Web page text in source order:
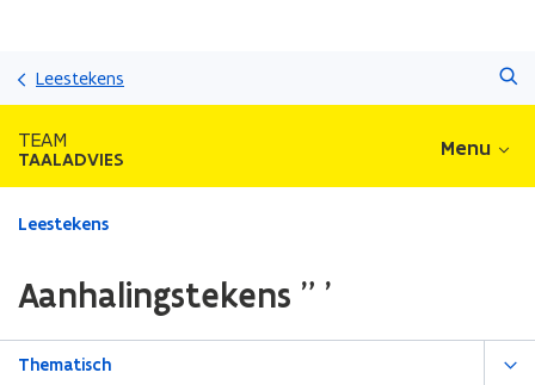
Leestekens
TEAM
TAALADVIES Menu
Gedaan
zich
op:
Leestekens
Aanhalingstekens " '
Thematisch